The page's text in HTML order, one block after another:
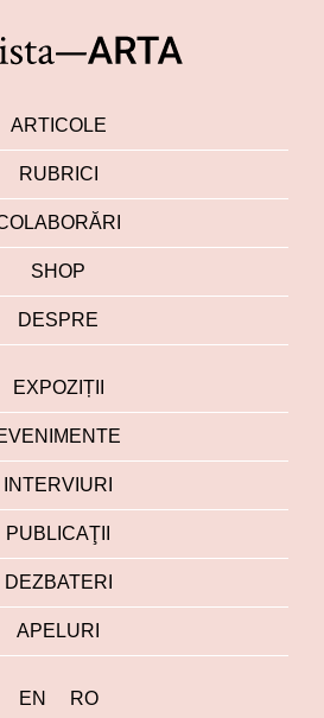
ARTICOLE
RUBRICI
SHOP
DESPRE
EXPOZIȚII
INTERVIURI
PUBLICAŢII
DEZBATERI
APELURI
EN RO